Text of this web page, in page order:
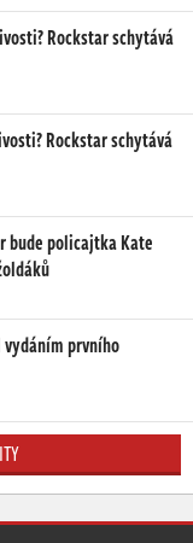
Rockstar schytává
Rockstar schytává
bude policajtka Kate
prvního